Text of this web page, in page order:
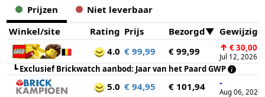
Prijzen
Niet leverbaar
Winkel/site
Rating Prijs Bezorgd
Gewijzigd
4.0 € 99,99 € 99,99 ↑ € 30,00
Jul 12, 2026
┗Exclusief Brickwatch aanbod: Jaar van het Paard GWP
5.0 € 94,95 € 101,94 -
Aug 06, 2026